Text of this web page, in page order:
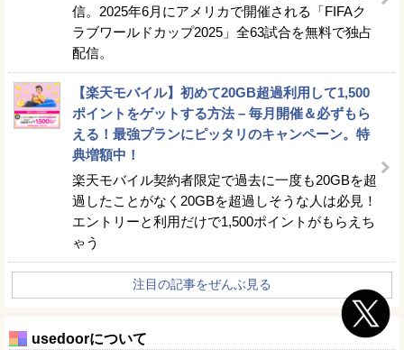
信。2025年6月にアメリカで開催される「FIFAク
ラブワールドカップ2025」全63試合を無料で独占
配信。
【楽天モバイル】初めて20GB超過利用して1,500
ポイントをゲットする方法 – 毎月開催＆必ずもら
える！最強プランにピッタリのキャンペーン。特
典増額中！
楽天モバイル契約者限定で過去に一度も20GBを超
過したことがなく20GBを超過しそうな人は必見！
エントリーと利用だけで1,500ポイントがもらえち
ゃう
注目の記事をぜんぶ見る
usedoorについて